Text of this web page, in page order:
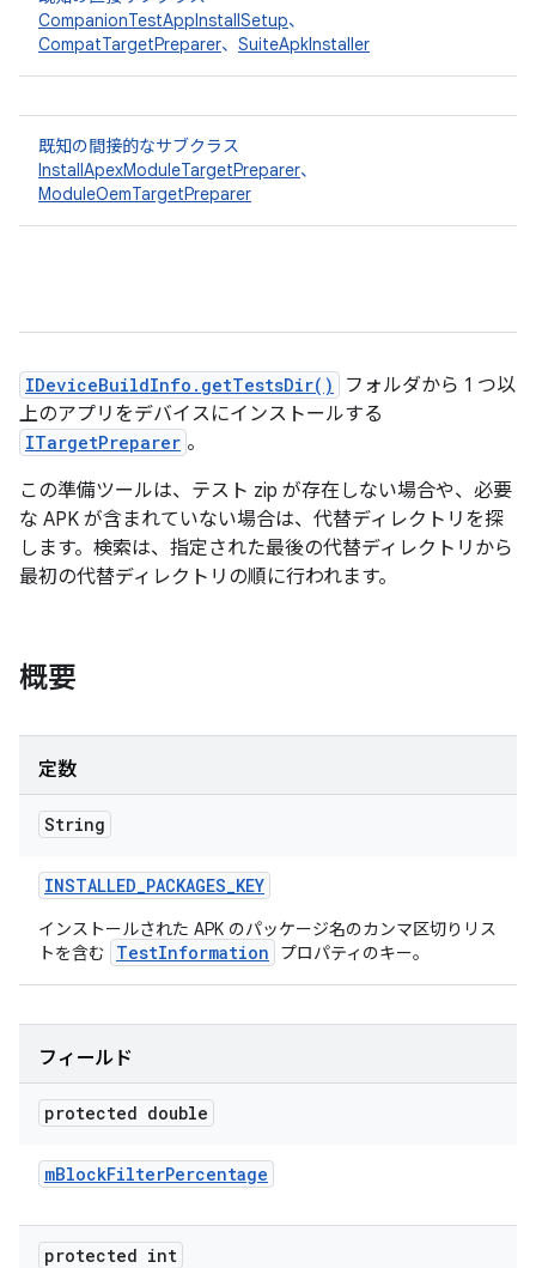
CompanionTestAppInstallSetup、
CompatTargetPreparer、 SuiteApkInstaller
既知の間接的なサブクラス
InstallApexModuleTargetPreparer、
ModuleOemTargetPreparer
IDeviceBuildInfo.getTestsDir()
フォルダから 1 つ以
上のアプリをデバイスにインストールする
ITargetPreparer 。
この準備ツールは、テスト zip が存在しない場合や、必要
な APK が含まれていない場合は、代替ディレクトリを探
します。検索は、指定された最後の代替ディレクトリから
最初の代替ディレクトリの順に行われます。
概要
定数
String
INSTALLED_PACKAGES_KEY
インストールされた APK のパッケージ名のカンマ区切りリス
トを含む
TestInformation プロパティのキー。
フィールド
protected double
mBlockFilterPercentage
protected int